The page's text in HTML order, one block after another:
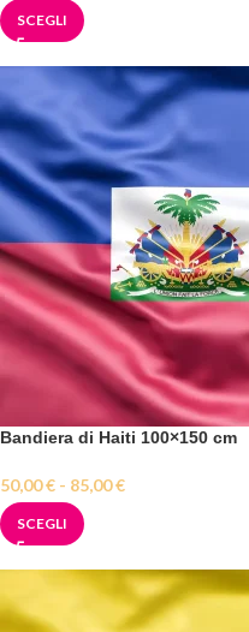
SCEGLI
Bandiera di Haiti 100×150 cm
50,00€ - 85,00€
SCEGLI